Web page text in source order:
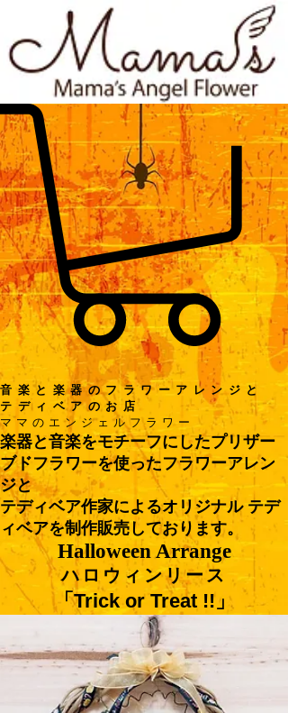
音楽と楽器のフラワーアレンジと
テディベアのお店
​ママのエンジェルフラワー
​楽器と音楽をモチーフにしたプリザー
ブドフラワーを使ったフラワーアレン
ジと
テディベア作家によるオリジナル テデ
ィベアを制作販売しております。
Halloween Arrange
ハロウィンリース
「Trick or Treat !!」